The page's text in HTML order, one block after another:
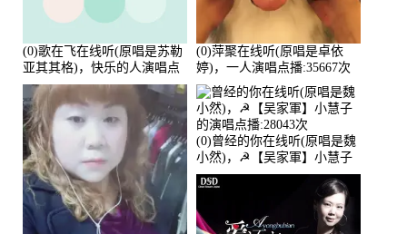
(0)歌在飞在线听(原唱是苏勒
亚其其格)，快乐的人演唱点
播:36次
(0)萍聚在线听(原唱是卓依
婷)，一人演唱点播:35667次
(0)曾经的你在线听(原唱是魏
小然)，☭【吴家軍】小慧子
的演唱点播:28043次